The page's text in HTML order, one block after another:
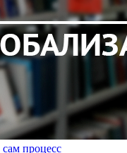
процесс